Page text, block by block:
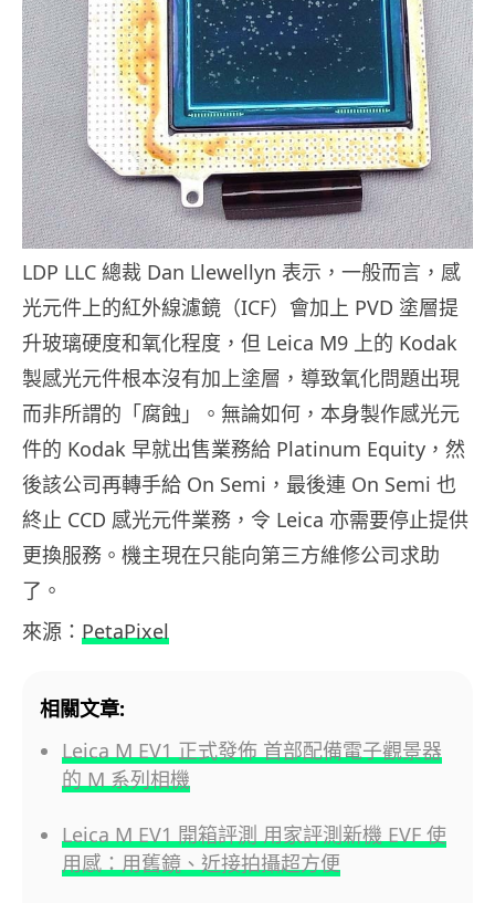
LDP LLC 總裁 Dan Llewellyn 表示，一般而言，感
光元件上的紅外線濾鏡（ICF）會加上 PVD 塗層提
升玻璃硬度和氧化程度，但 Leica M9 上的 Kodak
製感光元件根本沒有加上塗層，導致氧化問題出現
而非所謂的「腐蝕」。無論如何，本身製作感光元
件的 Kodak 早就出售業務給 Platinum Equity，然
後該公司再轉手給 On Semi，最後連 On Semi 也
終止 CCD 感光元件業務，令 Leica 亦需要停止提供
更換服務。機主現在只能向第三方維修公司求助
了。
來源： PetaPixel
相關文章:
Leica M EV1 正式發佈 首部配備電子觀景器
的 M 系列相機
Leica M EV1 開箱評測 用家評測新機 EVF 使
用感：用舊鏡、近接拍攝超方便